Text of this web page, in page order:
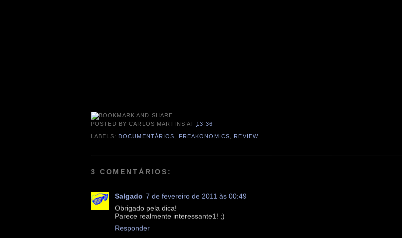
POSTED BYCARLOS MARTINS AT 13:36
LABELS: DOCUMENTÁRIOS FREAKONOMICS REVIEW
3 COMENTÁRIOS:
Salgado 7 de fevereiro de 2011 às 00:49
Obrigado pela dica!
Parece realmente interessante1! ;)
Responder